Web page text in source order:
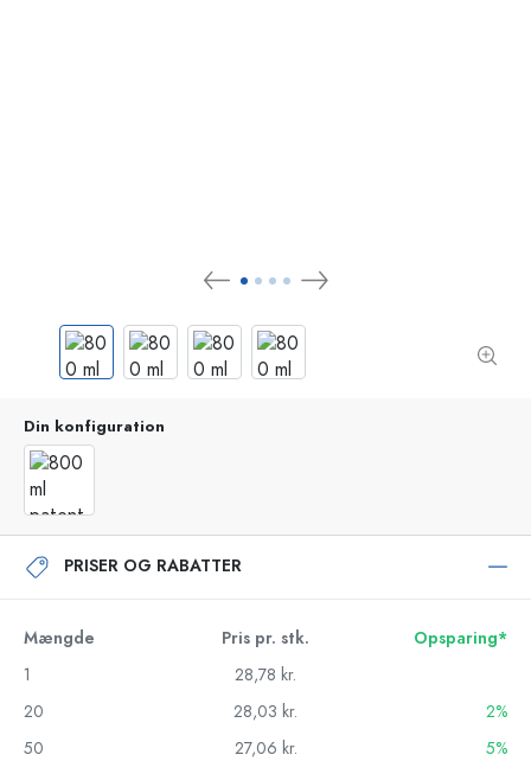
Din konfiguration
PRISER OG RABATTER
Mængde Pris pr. stk.
Opsparing*
1
28,78 kr.
20
28,03 kr.
2%
50
27,06 kr.
5%